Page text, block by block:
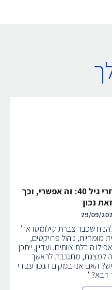
הסבת מקצוע להייטק אחרי גיל 40: זה אפשרי, וכך
נכון
29/09/
40, סביר להניח שכבר צברת קילומטראז'
מומחיות, ניהול פרויקטים,
הובלת צוותים. ועדיין, ייתכן
למצגת, מתגנבת לראשך
אני במקום הנכון עבורי
הבא?"